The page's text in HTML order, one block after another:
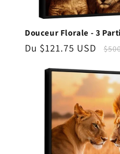
Douceur Florale - 3
Prix
Du $121.75 USD